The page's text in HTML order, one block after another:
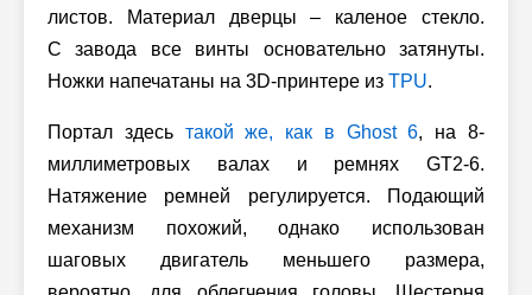
листов. Материал дверцы – каленое стекло.
С завода все винты основательно затянуты.
Ножки напечатаны на 3D-принтере из TPU.
Портал здесь такой же, как в Ghost 6, на 8-
миллиметровых валах и ремнях GT2-6.
Натяжение ремней регулируется. Подающий
механизм похожий, однако использован
шаговых двигатель меньшего размера,